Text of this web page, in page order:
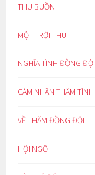
THU BUỒN
MỘT TRỜI THU
NGHĨA TÌNH ĐỒNG ĐỘI
CẢM NHẬN THÂM TÌNH
VỀ THĂM ĐỒNG ĐỘI
HỘI NGỘ